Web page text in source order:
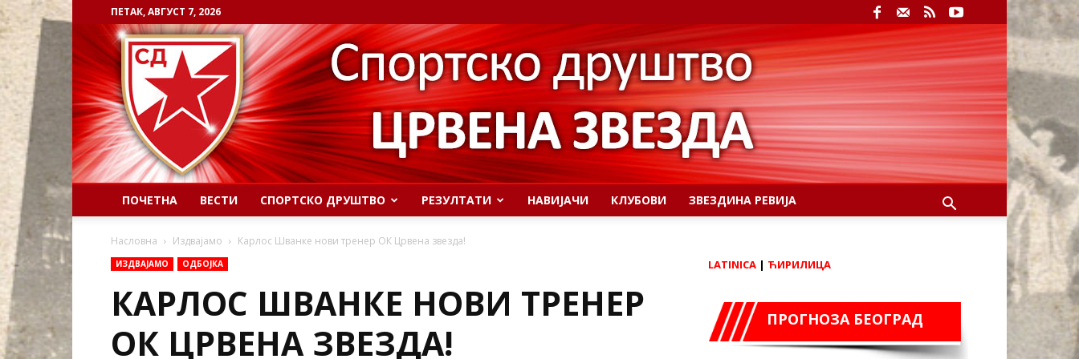
ПЕТАК, АВГУСТ 7, 2026
ПОЧЕТНА ВЕСТИ СПОРТСКО ДРУШТВО РЕЗУЛТАТИ НАВИЈАЧИ КЛУБОВИ ЗВЕЗДИНА РЕВИЈА
Насловна Издвајамо Карлос Шванке нови тренер ОК Црвена звезда!
ИЗДВАЈАМО ОДБОЈКА
КАРЛОС ШВАНКЕ НОВИ ТРЕНЕР
ОК ЦРВЕНА ЗВЕЗДА!
LATINICA | ЋИРИЛИЦА
ПРОГНОЗА БЕОГРАД